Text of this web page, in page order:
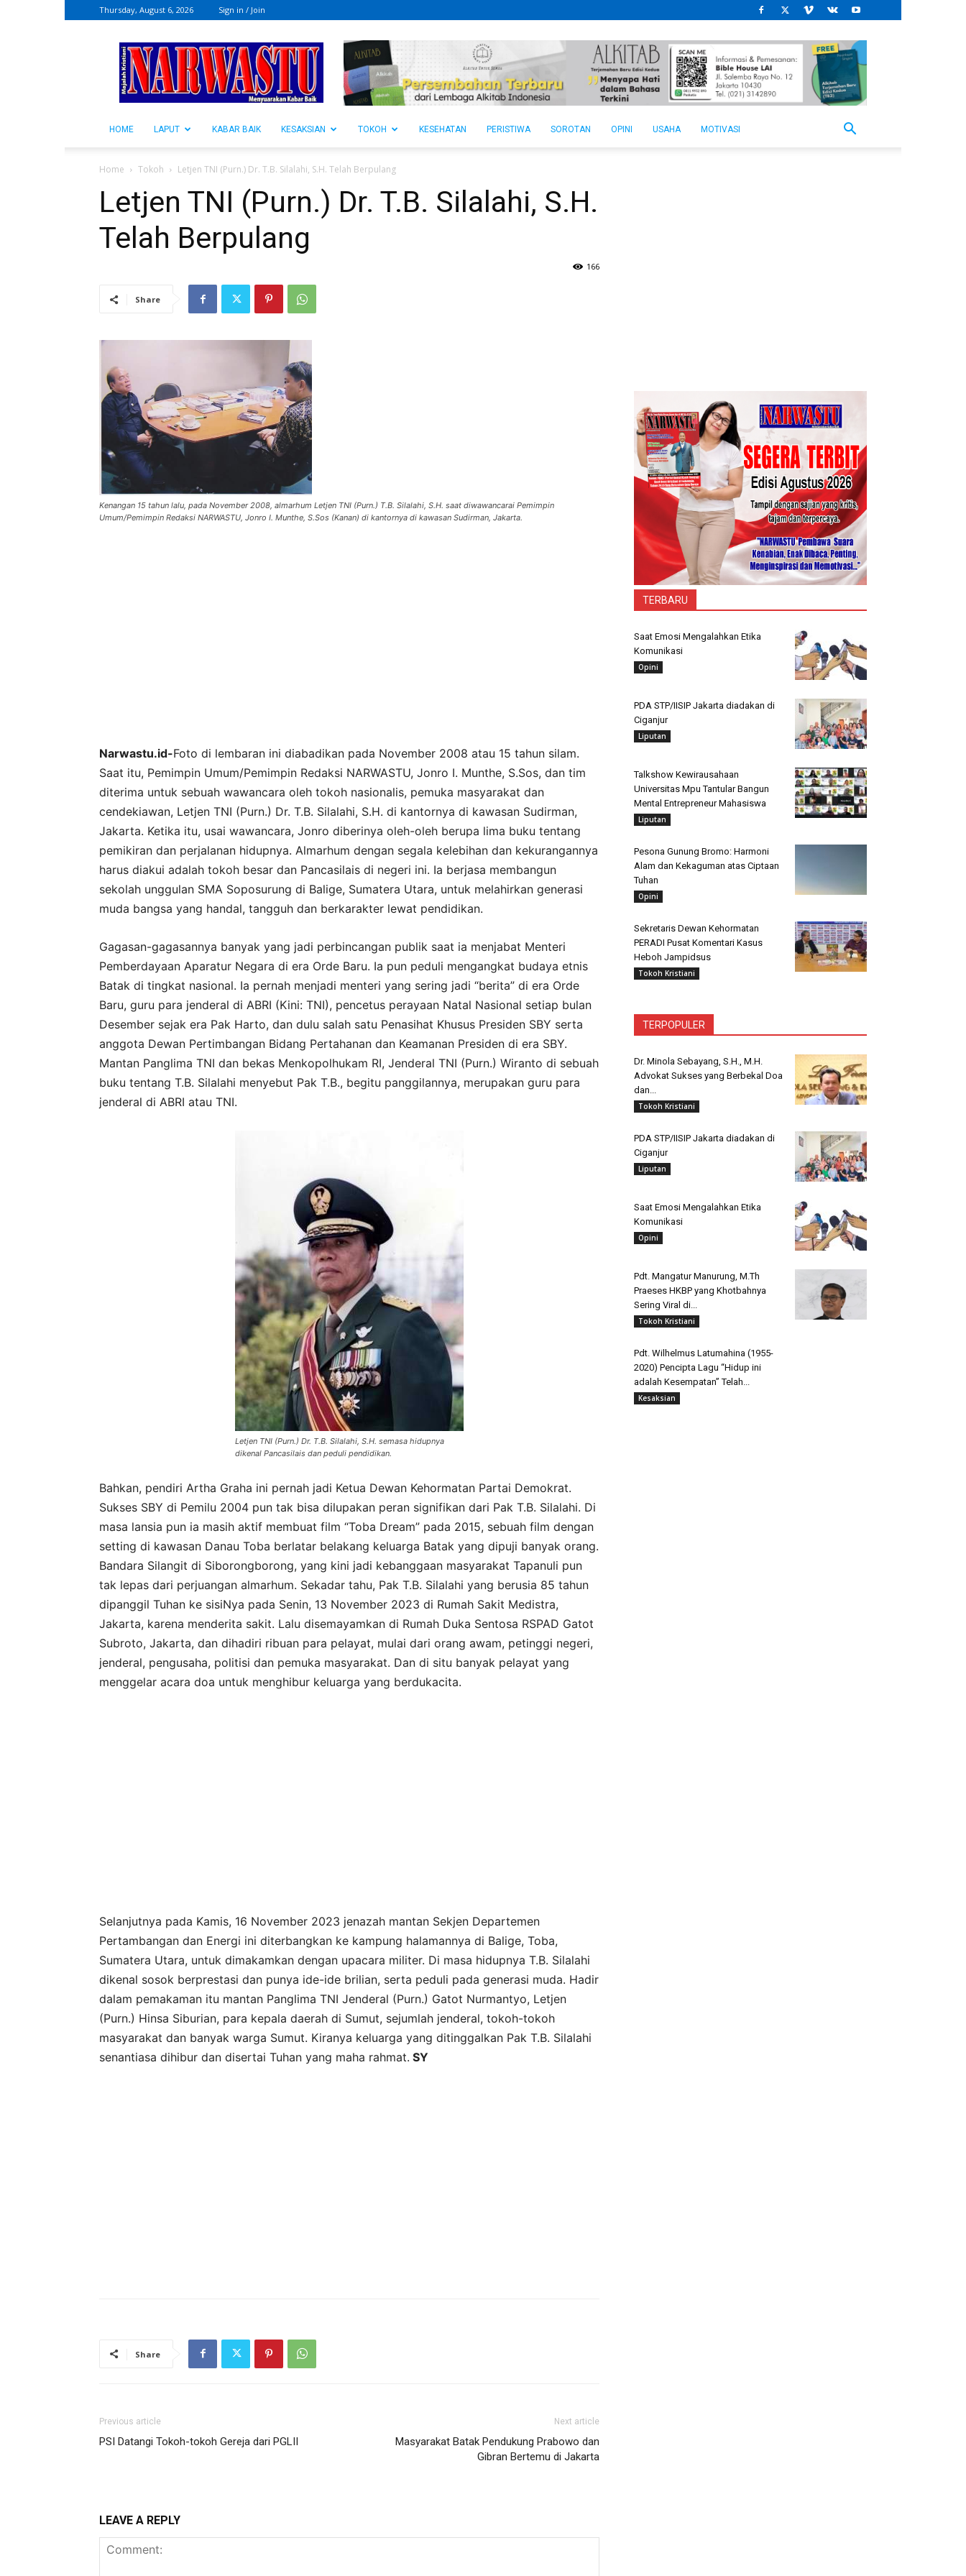
Thursday, August 6, 2026 Sign in / Join
NARWASTU.ID
HOME LAPUT KABAR BAIK KESAKSIAN TOKOH KESEHATAN PERISTIWA SOROTAN OPINI USAHA MOTIVASI
Home Tokoh Letjen TNI (Purn.) Dr. T.B. Silalahi, S.H. Telah Berpulang
Letjen TNI (Purn.) Dr. T.B. Silalahi, S.H.
Telah Berpulang
166
Share
Kenangan 15 tahun lalu, pada November 2008, almarhum Letjen TNI (Purn.) T.B. Silalahi, S.H. saat diwawancarai Pemimpin
Umum/Pemimpin Redaksi NARWASTU, Jonro I. Munthe, S.Sos (Kanan) di kantornya di kawasan Sudirman, Jakarta.
Narwastu.id-Foto di lembaran ini diabadikan pada November 2008 atau 15 tahun silam.
Saat itu, Pemimpin Umum/Pemimpin Redaksi NARWASTU, Jonro I. Munthe, S.Sos, dan tim
diterima untuk sebuah wawancara oleh tokoh nasionalis, pemuka masyarakat dan
cendekiawan, Letjen TNI (Purn.) Dr. T.B. Silalahi, S.H. di kantornya di kawasan Sudirman,
Jakarta. Ketika itu, usai wawancara, Jonro diberinya oleh-oleh berupa lima buku tentang
pemikiran dan perjalanan hidupnya. Almarhum dengan segala kelebihan dan kekurangannya
harus diakui adalah tokoh besar dan Pancasilais di negeri ini. Ia berjasa membangun
sekolah unggulan SMA Soposurung di Balige, Sumatera Utara, untuk melahirkan generasi
muda bangsa yang handal, tangguh dan berkarakter lewat pendidikan.
Gagasan-gagasannya banyak yang jadi perbincangan publik saat ia menjabat Menteri
Pemberdayaan Aparatur Negara di era Orde Baru. Ia pun peduli mengangkat budaya etnis
Batak di tingkat nasional. Ia pernah menjadi menteri yang sering jadi “berita” di era Orde
Baru, guru para jenderal di ABRI (Kini: TNI), pencetus perayaan Natal Nasional setiap bulan
Desember sejak era Pak Harto, dan dulu salah satu Penasihat Khusus Presiden SBY serta
anggota Dewan Pertimbangan Bidang Pertahanan dan Keamanan Presiden di era SBY.
Mantan Panglima TNI dan bekas Menkopolhukam RI, Jenderal TNI (Purn.) Wiranto di sebuah
buku tentang T.B. Silalahi menyebut Pak T.B., begitu panggilannya, merupakan guru para
jenderal di ABRI atau TNI.
Letjen TNI (Purn.) Dr. T.B. Silalahi, S.H. semasa hidupnya
dikenal Pancasilais dan peduli pendidikan.
Bahkan, pendiri Artha Graha ini pernah jadi Ketua Dewan Kehormatan Partai Demokrat.
Sukses SBY di Pemilu 2004 pun tak bisa dilupakan peran signifikan dari Pak T.B. Silalahi. Di
masa lansia pun ia masih aktif membuat film “Toba Dream” pada 2015, sebuah film dengan
setting di kawasan Danau Toba berlatar belakang keluarga Batak yang dipuji banyak orang.
Bandara Silangit di Siborongborong, yang kini jadi kebanggaan masyarakat Tapanuli pun
tak lepas dari perjuangan almarhum. Sekadar tahu, Pak T.B. Silalahi yang berusia 85 tahun
dipanggil Tuhan ke sisiNya pada Senin, 13 November 2023 di Rumah Sakit Medistra,
Jakarta, karena menderita sakit. Lalu disemayamkan di Rumah Duka Sentosa RSPAD Gatot
Subroto, Jakarta, dan dihadiri ribuan para pelayat, mulai dari orang awam, petinggi negeri,
jenderal, pengusaha, politisi dan pemuka masyarakat. Dan di situ banyak pelayat yang
menggelar acara doa untuk menghibur keluarga yang berdukacita.
Selanjutnya pada Kamis, 16 November 2023 jenazah mantan Sekjen Departemen
Pertambangan dan Energi ini diterbangkan ke kampung halamannya di Balige, Toba,
Sumatera Utara, untuk dimakamkan dengan upacara militer. Di masa hidupnya T.B. Silalahi
dikenal sosok berprestasi dan punya ide-ide brilian, serta peduli pada generasi muda. Hadir
dalam pemakaman itu mantan Panglima TNI Jenderal (Purn.) Gatot Nurmantyo, Letjen
(Purn.) Hinsa Siburian, para kepala daerah di Sumut, sejumlah jenderal, tokoh-tokoh
masyarakat dan banyak warga Sumut. Kiranya keluarga yang ditinggalkan Pak T.B. Silalahi
senantiasa dihibur dan disertai Tuhan yang maha rahmat. SY
Share
Previous article
PSI Datangi Tokoh-tokoh Gereja dari PGLII
Next article
Masyarakat Batak Pendukung Prabowo dan
Gibran Bertemu di Jakarta
LEAVE A REPLY
TERBARU
Saat Emosi Mengalahkan Etika
Komunikasi
Opini
PDA STP/IISIP Jakarta diadakan di
Ciganjur
Liputan
Talkshow Kewirausahaan
Universitas Mpu Tantular Bangun
Mental Entrepreneur Mahasiswa
Liputan
Pesona Gunung Bromo: Harmoni
Alam dan Kekaguman atas Ciptaan
Tuhan
Opini
Sekretaris Dewan Kehormatan
PERADI Pusat Komentari Kasus
Heboh Jampidsus
Tokoh Kristiani
TERPOPULER
Dr. Minola Sebayang, S.H., M.H.
Advokat Sukses yang Berbekal Doa
dan...
Tokoh Kristiani
PDA STP/IISIP Jakarta diadakan di
Ciganjur
Liputan
Saat Emosi Mengalahkan Etika
Komunikasi
Opini
Pdt. Mangatur Manurung, M.Th
Praeses HKBP yang Khotbahnya
Sering Viral di...
Tokoh Kristiani
Pdt. Wilhelmus Latumahina (1955-
2020) Pencipta Lagu “Hidup ini
adalah Kesempatan” Telah...
Kesaksian